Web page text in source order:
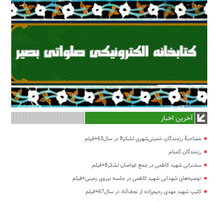
آخرین اخبار
مصاحبۀ رزمندگان خمینی‌شهری لشکر8 در سال63+فیلم
رزمندگان گمنام
سخنرانی شهید کاظمی در جمع غواصان لشکر8+فیلم
توصیه‌های شهدایی شهید کاظمی در جلسه نیروی زمینی+فیلم
کلیپ شهید مهدی رحیم‌زاده از نجف‌آباد در سال67+فیلم